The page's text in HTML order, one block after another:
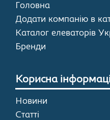
Головна
Додати компанію в
Каталог елеваторів
Бренди
Корисна
Новини
Статті